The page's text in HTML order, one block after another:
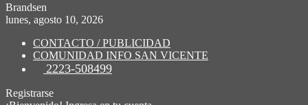
Brandsen
lunes, agosto 10, 2026
CONTACTO / PUBLICIDAD
COMUNIDAD INFO SAN VICENTE
2223-508499
Registrarse